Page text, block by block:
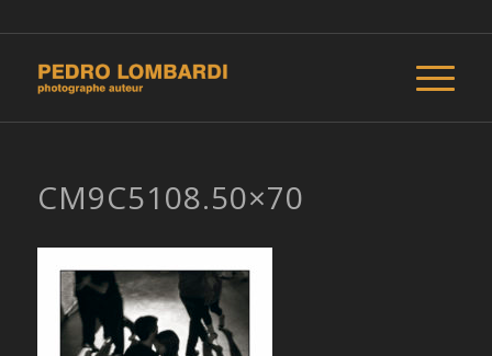
CM9C5108.50×70